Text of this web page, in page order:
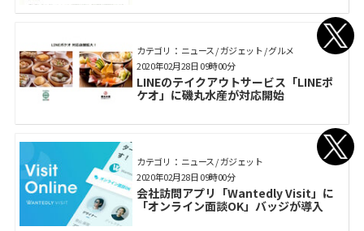
カテゴリ： ニュース / ガジェット / グルメ
LINEのテイクアウトサービス「LINEポ
ケオ」に磯丸水産が対応開始
2020年02月28日 09時00分
カテゴリ： ニュース / ガジェット
会社訪問アプリ「Wantedly Visit」に
「オンライン面談OK」バッジが導入
2020年02月28日 09時00分